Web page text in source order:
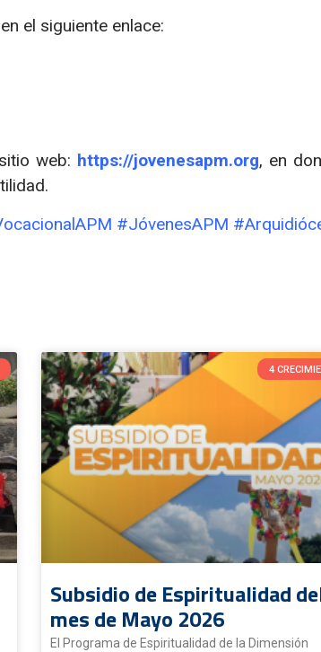
el siguiente enlace:
web: https://jovenesapm.org, en
#JóvenesAPM
4
Subsidio de Espiritualidad
mes de Mayo 2026
El Programa de Espiritualidad de la Dimensión